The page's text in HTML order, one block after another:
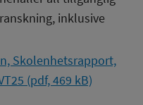
inklusive
Skolenhetsrapport,
(pdf, 469 kB)